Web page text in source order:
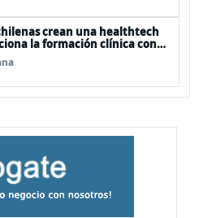
crean una healthtech
la formación clínica con
inteligentes